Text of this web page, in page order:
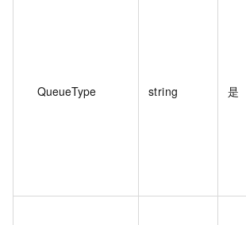
QueueType string 是